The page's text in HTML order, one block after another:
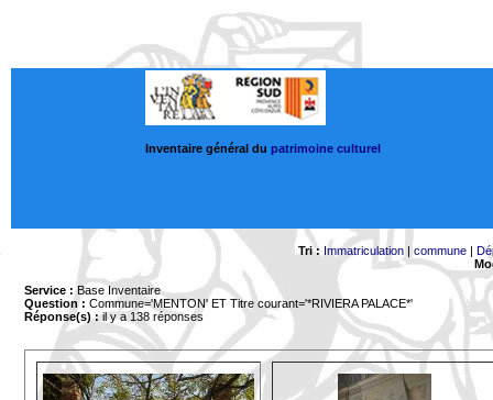
Inventaire général du patrimoine culturel
Tri : Immatriculation| commune|
Service : Base Inventaire
Question : Commune='MENTON' ET Titre courant='*RIVIERA PALACE*'
Réponse(s) :il y a 138 réponses